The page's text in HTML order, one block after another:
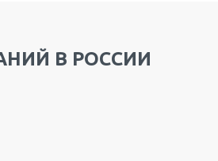
В РОССИИ